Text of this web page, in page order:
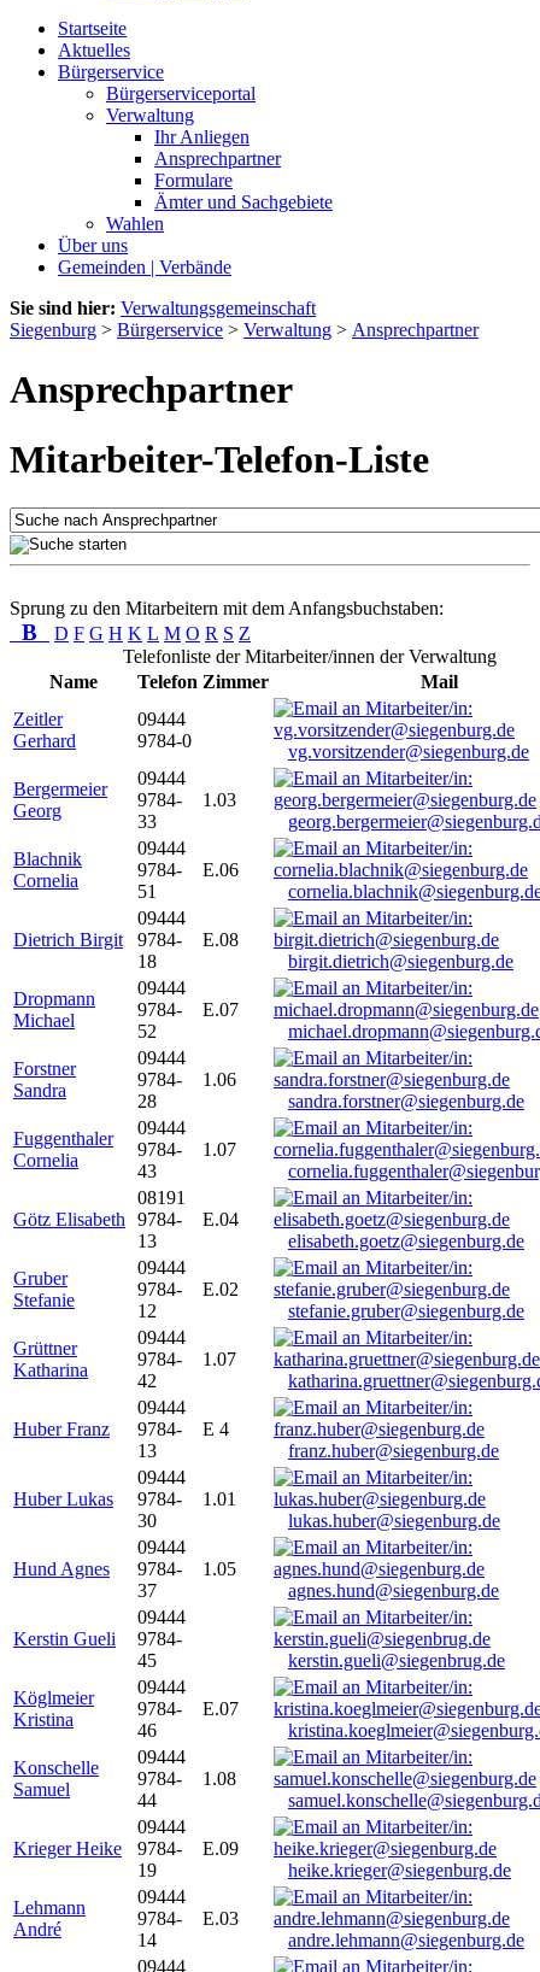
Startseite
Aktuelles
Bürgerservice
Bürgerserviceportal
Verwaltung
Ihr Anliegen
Ansprechpartner
Formulare
Ämter und Sachgebiete
Wahlen
Über uns
Gemeinden | Verbände
Sie sind hier: Verwaltungsgemeinschaft
Siegenburg > Bürgerservice > Verwaltung > Ansprechpartner
Ansprechpartner
Mitarbeiter-Telefon-Liste
Sprung zu den Mitarbeitern mit dem Anfangsbuchstaben:
B D F G H K L M O R S Z
Telefonliste der Mitarbeiter/innen der Verwaltung
Name
Telefon Zimmer
Mail
Zeitler
Gerhard
09444
9784-0
vg.vorsitzender@siegenburg.de
Bergermeier
Georg
09444
9784-
33
1.03
Blachnik
Cornelia
09444
9784-
51
E.06
Dietrich Birgit
09444
9784-
18
E.08
birgit.dietrich@siegenburg.de
Dropmann
Michael
09444
9784-
52
E.07
Forstner
Sandra
09444
9784-
28
1.06
sandra.forstner@siegenburg.de
Fuggenthaler
Cornelia
09444
9784-
43
1.07
Götz Elisabeth
08191
9784-
13
E.04
elisabeth.goetz@siegenburg.de
Gruber
Stefanie
09444
9784-
12
E.02
stefanie.gruber@siegenburg.de
Grüttner
Katharina
09444
9784-
42
1.07
Huber Franz
09444
9784-
13
E 4
franz.huber@siegenburg.de
Huber Lukas
09444
9784-
30
1.01
lukas.huber@siegenburg.de
Hund Agnes
09444
9784-
37
1.05
agnes.hund@siegenburg.de
Kerstin Gueli
09444
9784-
45
kerstin.gueli@siegenbrug.de
Köglmeier
Kristina
09444
9784-
46
E.07
Konschelle
Samuel
09444
9784-
44
1.08
Krieger Heike
09444
9784-
19
E.09
heike.krieger@siegenburg.de
Lehmann
André
09444
9784-
14
E.03
andre.lehmann@siegenburg.de
09444